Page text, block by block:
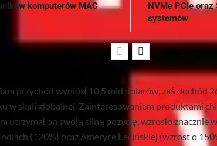
komputerów MAC
NVMe PCIe oraz
systemów
przychód wyniósł 10,5 mld dolarów, zaś dochód
w skali globalnej. Zainteresowaniem produktami
utrzymał on swoją silną pozycję, wzrosło znacznie
(120%) oraz Ameryce Łacińskiej (wzrost o